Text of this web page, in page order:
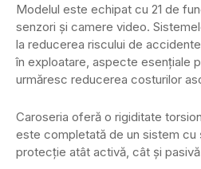
Modelul este echipat cu 21 de
senzori și camere video.
la reducerea riscului de
în exploatare, aspecte esențiale
urmăresc reducerea costurilor
Caroseria oferă o rigiditate
este completată de un sistem cu
protecție atât activă, cât și